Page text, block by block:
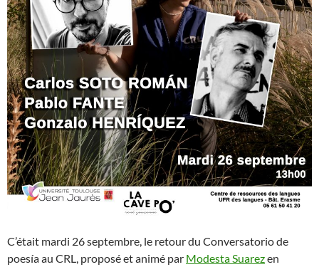
C’était mardi 26 septembre, le retour du Conversatorio de
poesía au CRL, proposé et animé par Modesta Suarezen